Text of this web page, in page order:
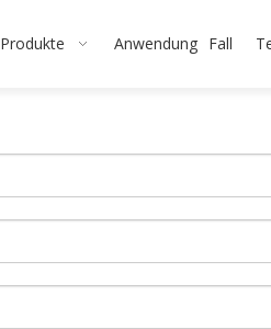
Produkte Anwendung Fall